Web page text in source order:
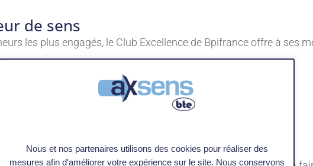
de sens
les plus engagés, le Club Excellence de Bpifrance offre à ses
personnalités inspirantes,
pour connecter les dirigeants,
du recul, anticiper les tendances et renforcer sa vision,
grâce à un référent dédié et des parcours sur mesure.
Nous et nos partenaires utilisons des cookies pour réaliser des
mesures afin d'améliorer votre expérience sur le site. Nous conservons